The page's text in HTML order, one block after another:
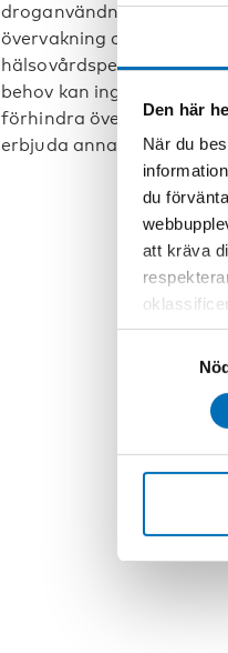
Den här
När du
du
att kräva
vi
droganvändning sker
övervakning av
hälsovårdspersonal, som
behov kan ingripa för att
förhindra överdoser samt
erbjuda annan hjälp.